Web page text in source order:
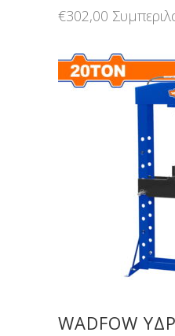
€302,00
WADFOW